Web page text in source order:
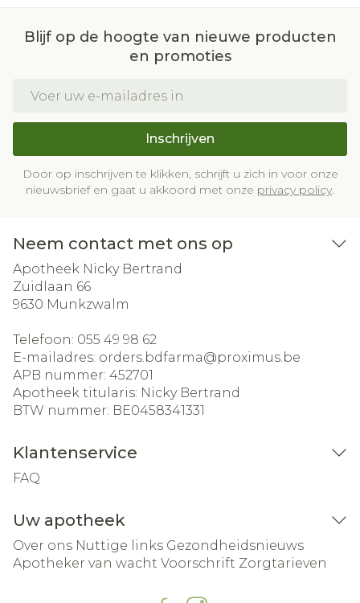
Blijf op de hoogte van nieuwe producten
en promoties
Inschrijven
Door op inschrijven te klikken, schrijft u zich in voor onze
nieuwsbrief en gaat u akkoord met onze privacy policy.
Neem contact met ons op
Apotheek Nicky Bertrand
Zuidlaan 66
9630 Munkzwalm
Telefoon: 055 49 98 62
E-mailadres: orders.bdfarma@proximus.be
APB nummer: 452701
Apotheek titularis: Nicky Bertrand
BTW nummer: BE0458341331
Klantenservice
FAQ
Uw apotheek
Over ons Nuttige links Gezondheidsnieuws
Apotheker van wacht Voorschrift Zorgtarieven